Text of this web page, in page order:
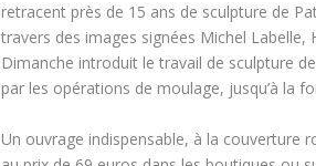
retracent près de 15 ans de sculpture de
travers des images signées Michel
Dimanche introduit le travail de sculpture
par les opérations de moulage, jusqu’à la
Un ouvrage indispensable, à la couverture